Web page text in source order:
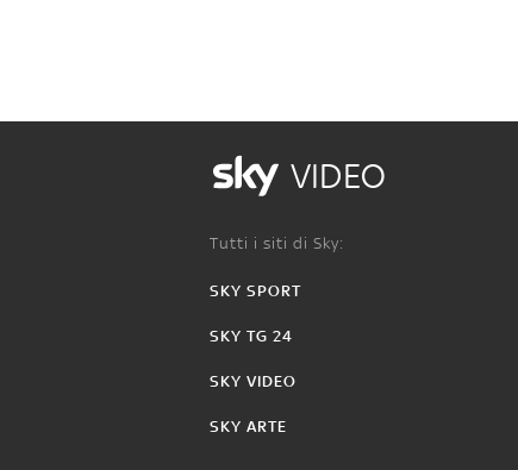
VIDEO
Tutti i siti di Sky:
SKY SPORT
SKY TG 24
SKY VIDEO
SKY ARTE